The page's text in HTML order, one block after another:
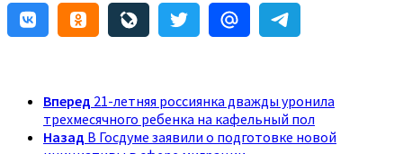
Вперед 21-летняя россиянка дважды уронила
трехмесячного ребенка на кафельный пол
Назад В Госдуме заявили о подготовке новой